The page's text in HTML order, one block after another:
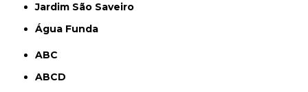
jardim São Saveiro
Água Funda
ABC
ABCD